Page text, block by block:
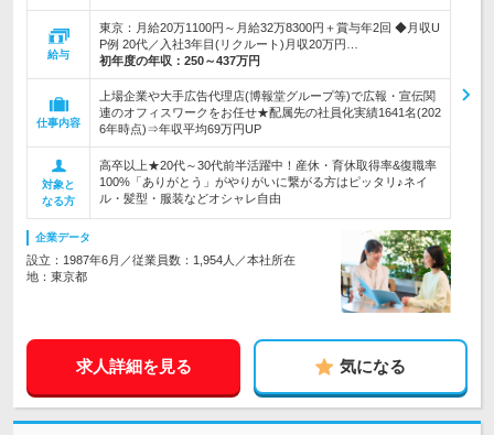
給与
東京：月給20万1100円～月給32万8300円＋賞与年2回 ◆月収U
P例 20代／入社3年目(リクルート)月収20万円…
初年度の年収： 250～437万円
仕事内容
上場企業や大手広告代理店(博報堂グループ等)で広報・宣伝関
連のオフィスワークをお任せ★配属先の社員化実績1641名(202
6年時点)⇒年収平均69万円UP
対象と
なる方
高卒以上★20代～30代前半活躍中！産休・育休取得率&復職率
100%「ありがとう」がやりがいに繋がる方はピッタリ♪ネイ
ル・髪型・服装などオシャレ自由
企業データ
設立：1987年6月／従業員数：1,954人／本社所在
地：東京都
求人詳細を見る 気になる